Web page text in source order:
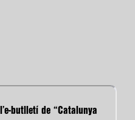
butlletí de “Catalunya